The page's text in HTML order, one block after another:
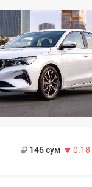
146 сум
-0.18